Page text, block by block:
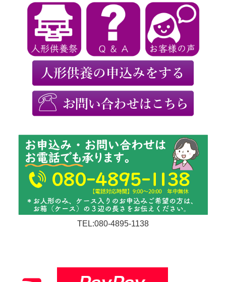
TEL:080-4895-1138